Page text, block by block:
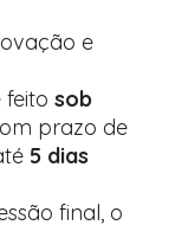
e
feito sob
prazo de
5 dias
final, o